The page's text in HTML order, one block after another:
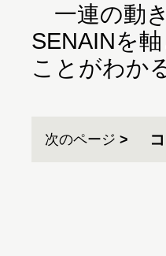
一連の動
SENAINを
ことがわか
次のページ